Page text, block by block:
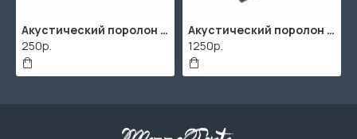
Акустический поролон "Пирамида" / 480x480х30мм / Темно-серый
250р.
Акустический поролон "Пирамида" / 2000х1000мм
1250р.